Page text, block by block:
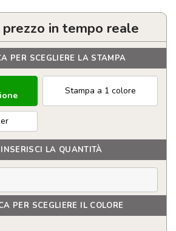
in tempo reale
PER SCEGLIERE LA STAMPA
Stampa a 1 colore
INSERISCI LA QUANTITÀ
PER SCEGLIERE IL COLORE